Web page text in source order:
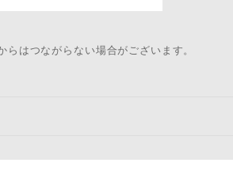
はつながらない場合がございます。